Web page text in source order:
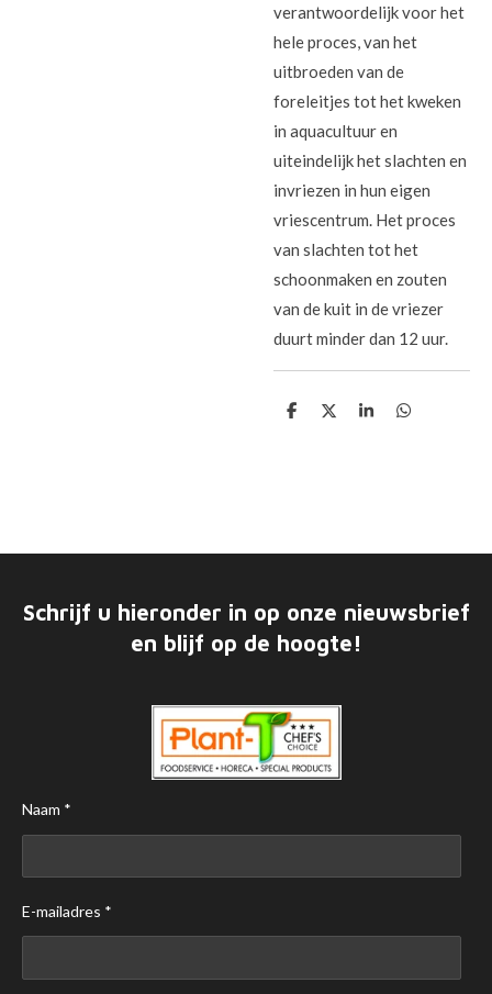
verantwoordelijk voor het
hele proces, van het
uitbroeden van de
foreleitjes tot het kweken
in aquacultuur en
uiteindelijk het slachten en
invriezen in hun eigen
vriescentrum. Het proces
van slachten tot het
schoonmaken en zouten
van de kuit in de vriezer
duurt minder dan 12 uur.
D
D
S
D
Schrijf u hieronder in op onze nieuwsbrief
en blijf op de hoogte!
Naam *
E-mailadres *